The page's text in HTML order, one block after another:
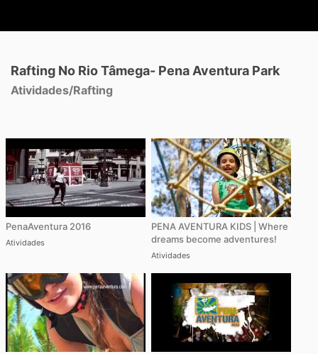
Rafting No Rio Tâmega- Pena Aventura Park
Atividades/Rafting
PenaAventura 2016
Atividades
PENA AVENTURA KIDS | Where
dreams become adventures!
Atividades